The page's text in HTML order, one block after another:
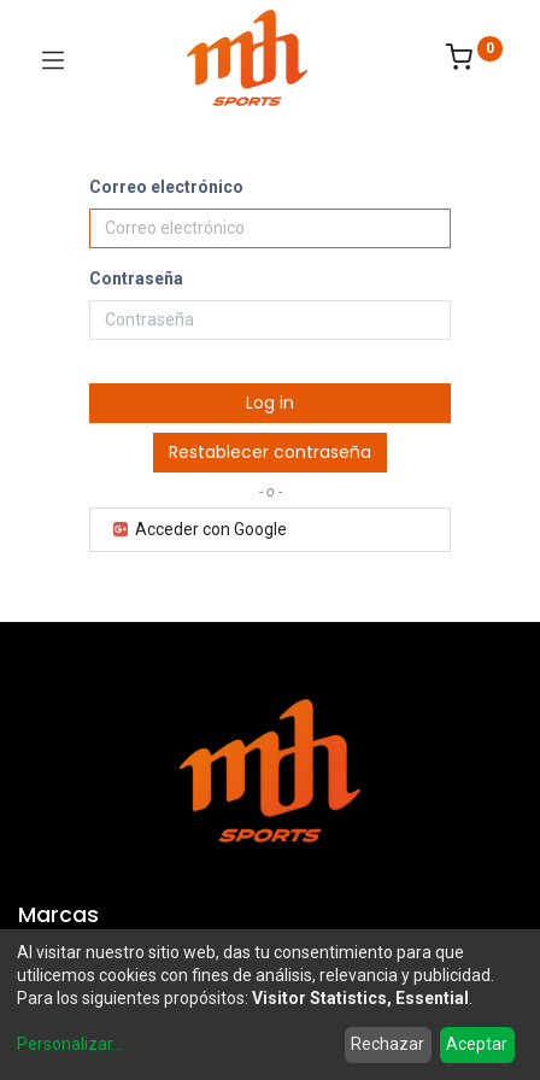
Wishlist Account
0
Correo electrónico
Contraseña
Log in
Restablecer contraseña
- o -
Acceder con Google
Marcas
Troy Lee Designs
100%
Airoh
Mazawi
SIDI
Al visitar nuestro sitio web, das tu consentimiento para que
utilicemos cookies con fines de análisis, relevancia y publicidad.
Para los siguientes propósitos: Visitor Statistics, Essential
Personalizar... Rechazar Aceptar